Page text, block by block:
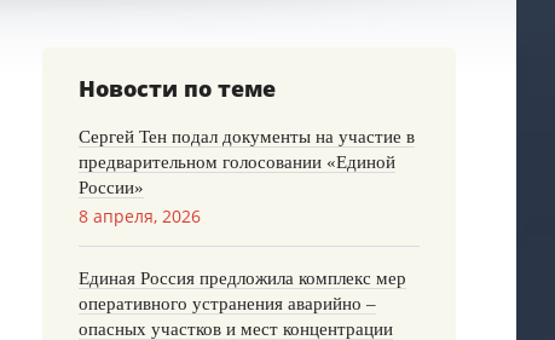
Новости по теме
Сергей Тен подал документы на участие в
предварительном голосовании «Единой
России»
8 апреля, 2026
Единая Россия предложила комплекс мер
оперативного устранения аварийно –
опасных участков и мест концентрации